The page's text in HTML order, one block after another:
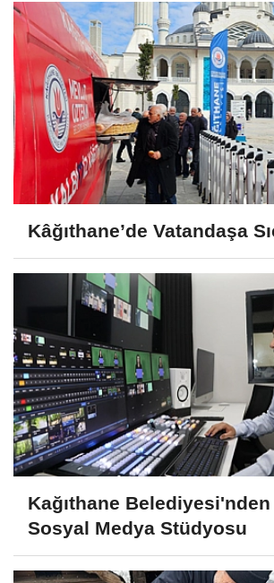
Kâğıthane’de Vatandaşa
Kağıthane
Sosyal Medya Stüdyosu